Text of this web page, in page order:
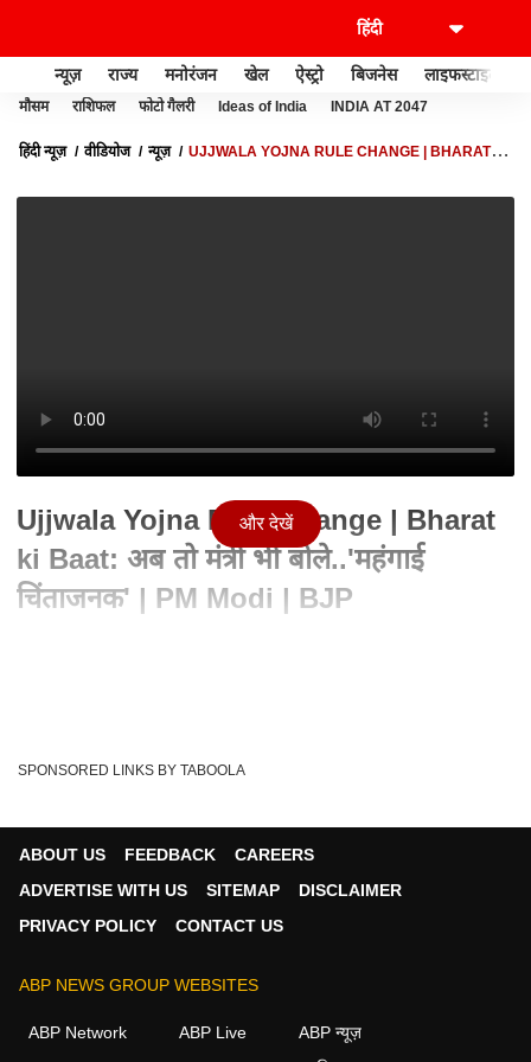
न्यूज़ राज्य मनोरंजन खेल ऐस्ट्रो बिजनेस लाइफस्टाइल
मौसम राशिफल फोटो गैलरी Ideas of India INDIA AT 2047
हिंदी न्यूज़ वीडियोज न्यूज़
UJJWALA YOJNA RULE CHANGE | BHARAT KI
Ujjwala Yojna Rule Change | Bharat
ki Baat: अब तो मंत्री भी बोले..'महंगाई
चिंताजनक' | PM Modi | BJP
Written By :एबीपी न्यूज़
09 Jun 2026 11:46 PM (IST)
और देखें
SPONSORED LINKS BY TABOOLA
ABOUT US FEEDBACK
CAREERS
ADVERTISE WITH US
SITEMAP
DISCLAIMER
PRIVACY POLICY
CONTACT US
ABP NEWS GROUP WEBSITES
ABP Network ABP Live
ABP न्यूज़